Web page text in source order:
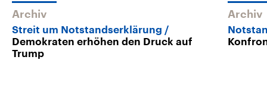
Archiv
Streit um Notstandserklärung
Demokraten erhöhen den Druck auf
Trump
Archiv